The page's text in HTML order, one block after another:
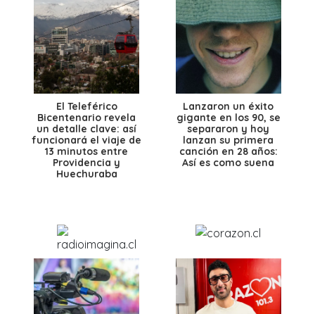
El Teleférico
Bicentenario revela
un detalle clave: así
funcionará el viaje de
13 minutos entre
Providencia y
Huechuraba
Lanzaron un éxito
gigante en los 90, se
separaron y hoy
lanzan su primera
canción en 28 años:
Así es como suena